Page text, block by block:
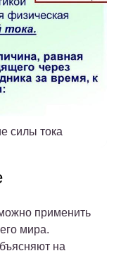
силы тока
применить
мира.
на